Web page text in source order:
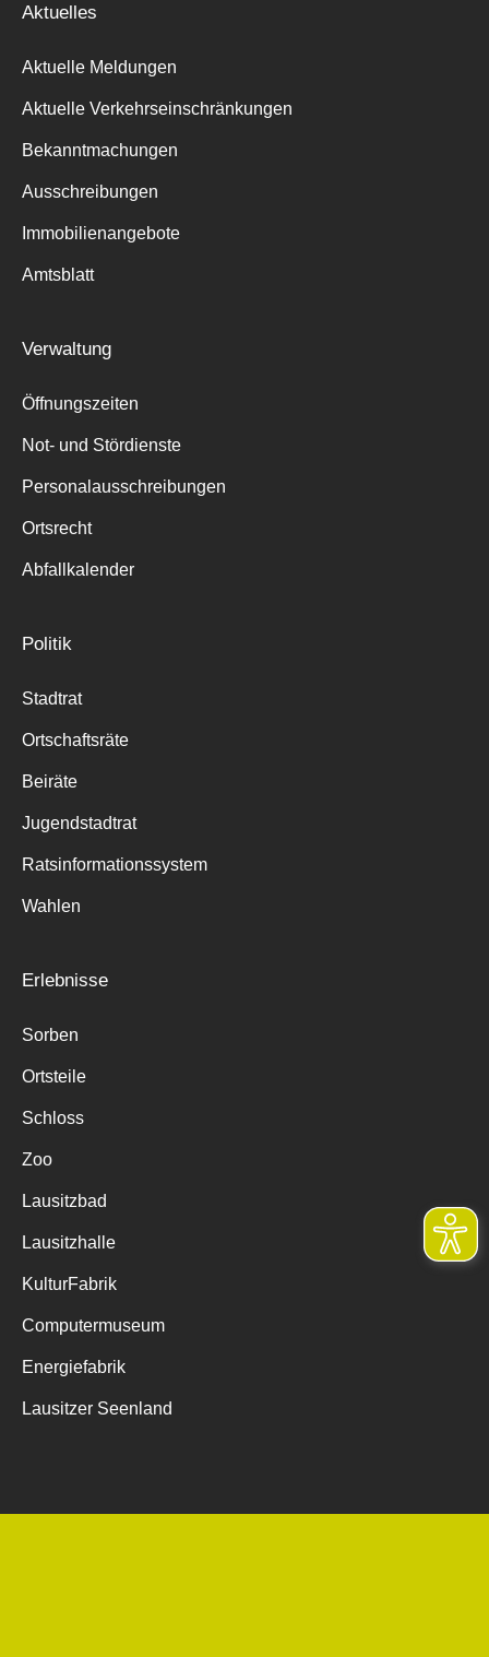
Aktuelles
Aktuelle Meldungen
Aktuelle Verkehrseinschränkungen
Bekanntmachungen
Ausschreibungen
Immobilienangebote
Amtsblatt
Verwaltung
Öffnungszeiten
Not- und Stördienste
Personalausschreibungen
Ortsrecht
Abfallkalender
Politik
Stadtrat
Ortschaftsräte
Beiräte
Jugendstadtrat
Ratsinformationssystem
Wahlen
Erlebnisse
Sorben
Ortsteile
Schloss
Zoo
Lausitzbad
Lausitzhalle
KulturFabrik
Computermuseum
Energiefabrik
Lausitzer Seenland